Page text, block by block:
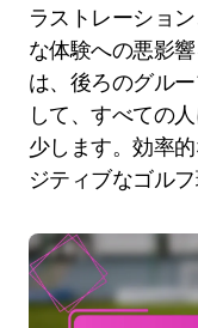
ラストレーショ
な体験への悪影
は、後ろのグル
して、すべての
少します。効率
ジティブなゴル